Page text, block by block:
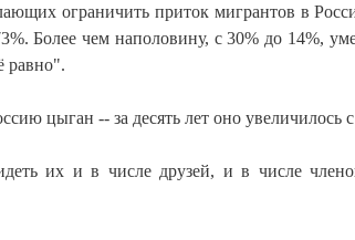
ограничить приток мигрантов в
Более чем наполовину, с 30% до 14%,
равно".
цыган -- за десять лет оно увеличилось
их и в числе друзей, и в числе